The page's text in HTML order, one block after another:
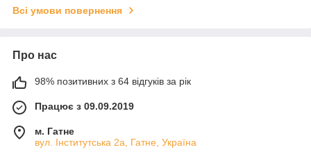
Всі умови повернення
Про нас
98% позитивних з 64 відгуків за рік
Працює з 09.09.2019
м. Гатне
вул. Інститутська 2а, Гатне, Україна